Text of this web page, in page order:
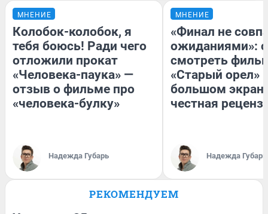
МНЕНИЕ
Колобок-колобок, я
тебя боюсь! Ради чего
отложили прокат
«Человека-паука» —
отзыв о фильме про
«человека-булку»
Надежда Губарь
МНЕНИЕ
«Финал не
ожиданиями»:
смотреть
«Старый орел»
большом
честная
Надежда Губарь
РЕКОМЕНДУЕМ